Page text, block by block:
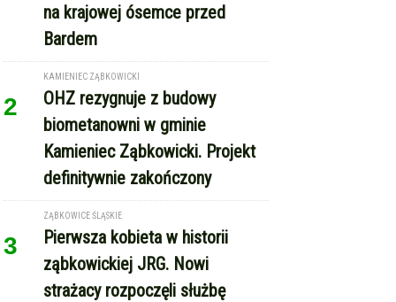
na krajowej ósemce przed
Bardem
2
KAMIENIEC ZĄBKOWICKI
OHZ rezygnuje z budowy
biometanowni w gminie
Kamieniec Ząbkowicki. Projekt
definitywnie zakończony
3
ZĄBKOWICE ŚLĄSKIE
Pierwsza kobieta w historii
ząbkowickiej JRG. Nowi
strażacy rozpoczęli służbę